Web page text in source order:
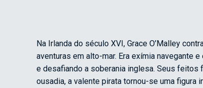
Na Irlanda do século XVI, Grace O’Malley
aventuras em alto-mar. Era exímia navegante
e desafiando a soberania inglesa. Seus feitos
ousadia, a valente pirata tornou-se uma figura